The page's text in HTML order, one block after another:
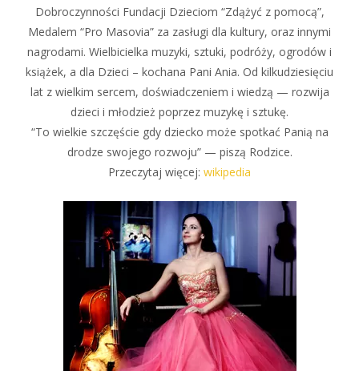
Dobroczynności Fundacji Dzieciom “Zdążyć z pomocą”,
Medalem “Pro Masovia” za zasługi dla kultury, oraz innymi
nagrodami. Wielbicielka muzyki, sztuki, podróży, ogrodów i
książek, a dla Dzieci – kochana Pani Ania. Od kilkudziesięciu
lat z wielkim sercem, doświadczeniem i wiedzą — rozwija
dzieci i młodzież poprzez muzykę i sztukę.
“To wielkie szczęście gdy dziecko może spotkać Panią na
drodze swojego rozwoju” — piszą Rodzice.
Przeczytaj więcej: wikipedia